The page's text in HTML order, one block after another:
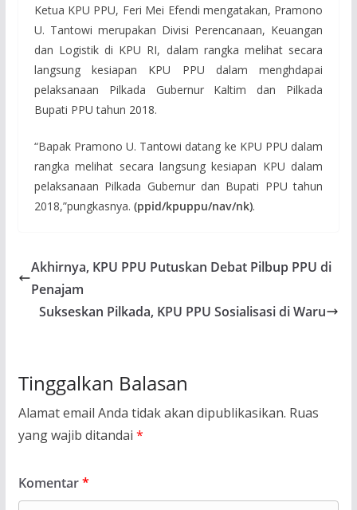
Ketua KPU PPU, Feri Mei Efendi mengatakan, Pramono
U. Tantowi merupakan Divisi Perencanaan, Keuangan
dan Logistik di KPU RI, dalam rangka melihat secara
langsung kesiapan KPU PPU dalam menghdapai
pelaksanaan Pilkada Gubernur Kaltim dan Pilkada
Bupati PPU tahun 2018.
“Bapak Pramono U. Tantowi datang ke KPU PPU dalam
rangka melihat secara langsung kesiapan KPU dalam
pelaksanaan Pilkada Gubernur dan Bupati PPU tahun
2018,”pungkasnya. (ppid/kpuppu/nav/nk).
Akhirnya, KPU PPU Putuskan Debat Pilbup PPU di
Penajam
Sukseskan Pilkada, KPU PPU Sosialisasi di Waru
Tinggalkan Balasan
Alamat email Anda tidak akan dipublikasikan. Ruas
yang wajib ditandai *
Komentar*